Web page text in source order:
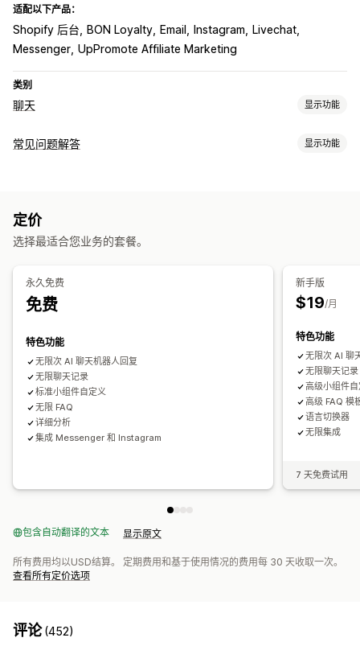
适配以下产品：
Shopify 后台 BON Loyalty Email Instagram
Livechat
Messenger UpPromote Affiliate Marketing
类别
聊天 显示功能
实时消息传送
自动回复
常见问题解答 问候 产品推荐
颜色和字体
欢迎消息
聊天按钮
常见问题解答 显示功能
定价
选择最适合您业务的套餐。
永久免费
免费
特色功能
无限次 AI 聊天机器人回复
无限聊天记录
标准小组件自定义
无限 FAQ
详细分析
集成 Messenger 和 Instagram
新手版
$19/月
特色功能
无限次 AI 聊
无限聊天记录
高级小组件
高级 FAQ 模
语言切换器
无限集成
7 天免费试用
包含自动翻译的文本 显示原文
所有费用均以USD结算。 定期费用和基于使用情况的费用每 30 天收取一次。
查看所有定价选项
评论(452)